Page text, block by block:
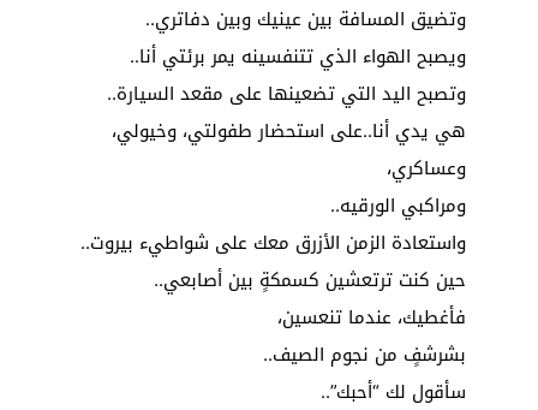
وتضيق المسافة بين عينيك وبين دفاتري..
ويصبح الهواء الذي تتنفسينه يمر برئتي أنا..
وتصبح اليد التي تضعينها على مقعد السيارة..
هي يدي أنا..على استحضار طفولتي، وخيولي،
وعساكري،
ومراكبي الورقيه..
واستعادة الزمن الأزرق معك على شواطيء بيروت..
حين كنت ترتعشين كسمكةٍ بين أصابعي..
فأغطيك، عندما تنعسين،
بشرشفٍ من نجوم الصيف..
سأقول لك “أحبك”..